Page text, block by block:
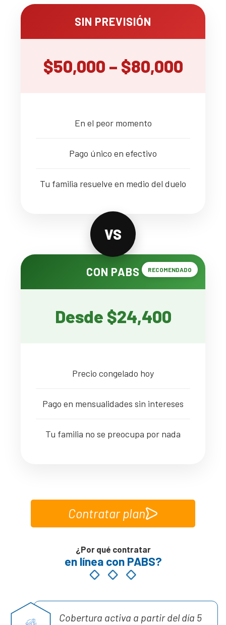
SIN PREVISIÓN
$50,000 – $80,000
En el peor momento
Pago único en efectivo
Tu familia resuelve en medio del duelo
VS
RECOMENDADO
CON PABS
Desde $24,400
Precio congelado hoy
Pago en mensualidades sin intereses
Tu familia no se preocupa por nada
Contratar plan
¿Por qué contratar
en línea con PABS?
Cobertura activa a partir del día 5